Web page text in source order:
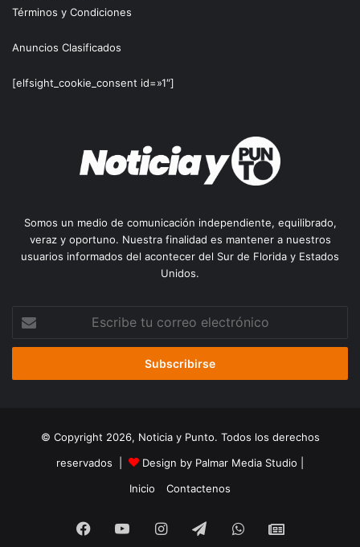
Términos y Condiciones
Anuncios Clasificados
[elfsight_cookie_consent id=»1″]
Somos un medio de comunicación independiente, equilibrado,
veraz y oportuno. Nuestra finalidad es mantener a nuestros
usuarios informados del acontecer del Sur de Florida y Estados
Unidos.
correo
© Copyright 2026, Noticia y Punto. Todos los derechos
reservados |
Design by Palmar Media Studio
Inicio
Contactenos
Facebook
YouTubeInstagramTelegramWhatsApp
Google